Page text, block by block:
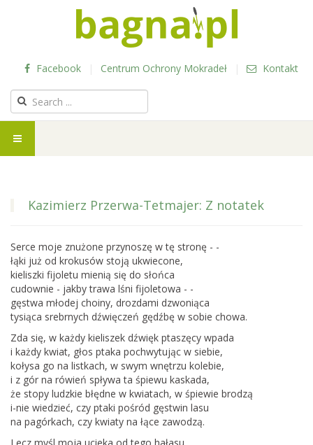
Facebook | Centrum Ochrony Mokradeł | Kontakt
Kazimierz Przerwa-Tetmajer: Z notatek
Serce moje znużone przynoszę w tę stronę - -
łąki już od krokusów stoją ukwiecone,
kieliszki fijoletu mienią się do słońca
cudownie - jakby trawa lśni fijoletowa - -
gęstwa młodej choiny, drozdami dzwoniąca
tysiąca srebrnych dźwięczeń gędźbę w sobie chowa.
Zda się, w każdy kieliszek dźwięk ptaszęcy wpada
i każdy kwiat, głos ptaka pochwytując w siebie,
kołysa go na listkach, w swym wnętrzu kolebie,
i z gór na rówień spływa ta śpiewu kaskada,
że stopy ludzkie błędne w kwiatach, w śpiewie brodzą
i-nie wiedzieć, czy ptaki pośród gęstwin lasu
na pagórkach, czy kwiaty na łące zawodzą.